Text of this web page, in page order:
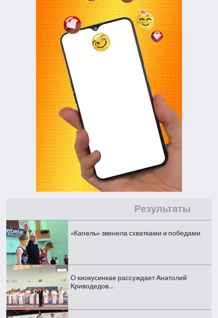
Результаты
«Капель» звенела схватками и победами
О киокусинкае рассуждает Анатолий
Криводедов…